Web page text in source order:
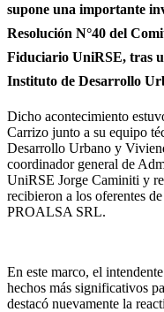
supone una importante
Resolución N°40 del
Fiduciario UniRSE, tras
Instituto de Desarrollo
Dicho acontecimiento
Carrizo junto a su equipo
Desarrollo Urbano y
coordinador general de
UniRSE Jorge Caminiti y
recibieron a los oferentes
PROALSA SRL.
En este marco, el
hechos más significativos
destacó nuevamente la